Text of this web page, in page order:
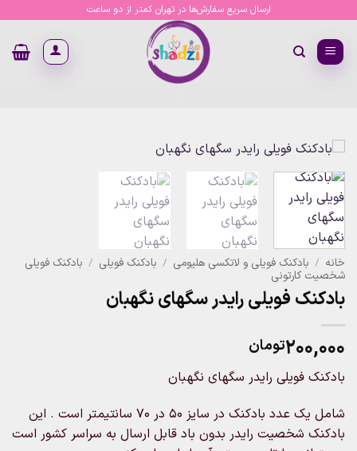
content
ارسال سریع سفارش‌ها در تهران کمتر از دو ساعت
خانه / بادکنک فویلی و لاتکسی هلیومی / بادکنک فویلی / بادکنک فویلی
شخصیت کارتونی
بادکنک فویلی رایدر سگهای نگهبان
۲۰۰,۰۰۰تومان
بادکنک فویلی رایدر سگهای نگهبان
شامل یک عدد بادکنک در سایز 50 در 70 سانتیمتر است . این
بادکنک شخصیت رایدر بدون باد قابل ارسال به سراسر کشور است